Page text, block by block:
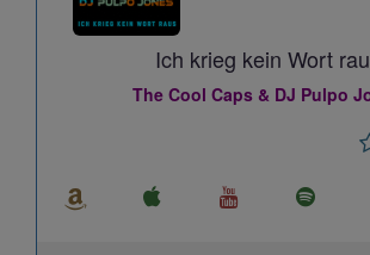
Ich krieg kein Wort
The Cool Caps & DJ Pulpo